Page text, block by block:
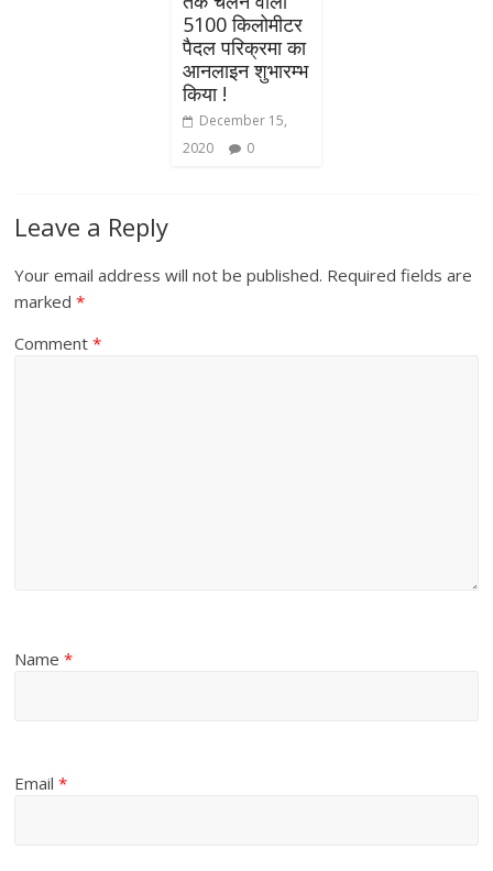
5100 किलोमीटर
पैदल परिक्रमा का
आनलाइन शुभारम्भ
किया !
December 15,
2020
0
Leave a Reply
Your email address will not be published. Required fields are
marked*
Comment*
Name*
Email*